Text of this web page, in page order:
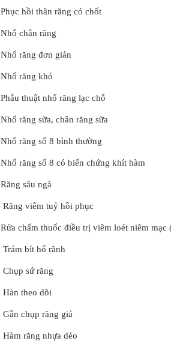
Phục hồi thân răng có chốt
Nhổ chân răng
Nhổ răng đơn giản
Nhổ răng khó
Phẫu thuật nhổ răng lạc chỗ
Nhổ răng sữa, chân răng sữa
Nhổ răng số 8 bình thường
Nhổ răng số 8 có biến chứng khít hàm
Răng sâu ngà
Răng viêm tuỷ hồi phục
Rửa chấm thuốc điều trị viêm loét niêm mạc
Trám bít hố rãnh
Chụp sứ răng
Hàn theo dõi
Gắn chụp răng giả
Hàm răng nhựa dẻo